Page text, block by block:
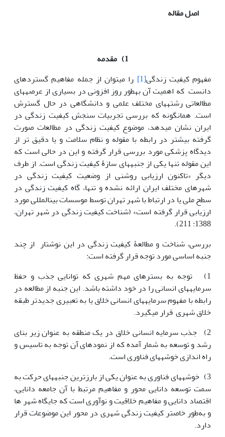
اصل مقاله
1) مقدمه
مفهوم کیفیت زندگی[1]
را می‎توان از جمله مفاهیم گسترده‎ای
دانست که اهمیت آن به‎طور روز افزونی در بسیاری از عرصه‏ها‏ی
مطالعاتی رشته‏ها‏ی مختلف علمی و دانشگاهی در حال گسترش
است. همان‎گونه که بررسی تجربیات سنجش کیفیت زندگی در
ایران نشان می‎دهد، موضوع کیفیت زندگی در مطالعات صورت
گرفته بیشتر در رابطه با مقوله و نظام سلامت و یا دقیق تر از
دیدگاه پزشکی مورد بررسی قرار گرفته و این در حالی است که
این مقوله تنها یکی از جنبه‏های سازۀ کیفیت زندگی است. از طرف
دیگر «تاکنون ارزیابی روشنی از وضعیت کیفیت زندگی در
شهرهای مختلف ایران ارائه نشده و تنها، گاه کیفیت زندگی در
سطح ملی یا در ارتباط با شهر تهران توسط موسسات بین‎المللی مورد
ارزیابی قرار گرفته است» (شناخت کیفیت زندگی در شهر تهران،
1388: 211).
بررسی، شناخت و مطالعۀ کیفیت زندگی در این نوشتار از چند
جنبه اساسی مورد توجه قرار گرفته است:
1) توجه به بسترهای مهم شهری که توانایی جذب و حفظ
سرمایه‏ها‏ی انسانی را در خود داشته باشد. این جنبه از مطالعه در
رابطه با مفهوم سرمایه‏ها‏ی انسانی خلاق یا به تعبیری جدیدتر طبقه
خلاق شهری قرار می‎گیرد.
2) جذب سرمایه انسانی خلاق در یک منطقه به عنوان زیر بنای
رشد و توسعه به شمار آمده که از نمودهای آن توجه به تاسیس و
راه اندازی خوشه‏ها‏ی فناوری است.
3) خوشه‎های فناوری به عنوان یکی از بارزترین جنبه‏ها‏ی حرکت به
سمت توسعه دانایی محور و مفاهیم مرتبط با آن جامعه دانایی،
اقتصاد دانایی و مفاهیم خلاقیت و نوآوری است که جایگاه شهر ها
و به‌طور خاص‎تر کیفیت زندگی شهری در محور این موضوعات قرار
دارد.